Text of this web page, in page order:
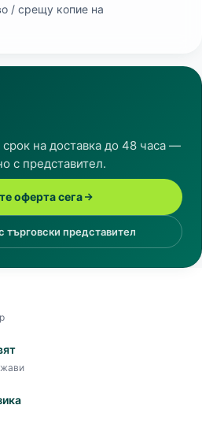
/ срещу копие на
на доставка до 48 часа —
с представител.
оферта сега
търговски представител